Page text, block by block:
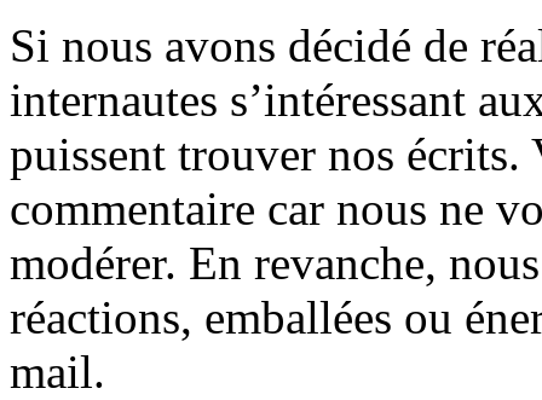
Si nous avons décidé de
internautes s’intéressant
puissent trouver nos écrits.
commentaire car nous ne
modérer. En revanche,
réactions, emballées ou
mail.